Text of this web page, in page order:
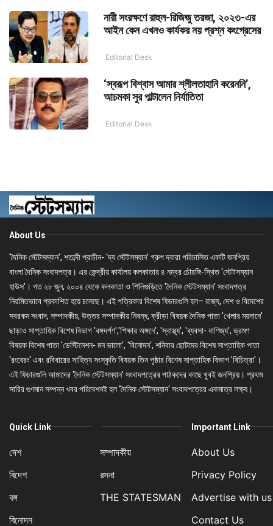
নারী সংরক্ষণে রাহুল-রিজিজু তরজা, ২০২৩-এর
আইন কেন এখনও কার্যকর নয় প্রশ্ন কংগ্রেসের
Editorial Desk
‘স্বরূপ বিশ্বাস আমার শ্লীলতাহানি করেননি’,
আচমকা সুর পাল্টালেন নির্যাতিতা
Editorial Desk
About Us
'দৈনিক স্টেটসম্যান', শতাব্দী প্রাচীন- 'দ্য স্টেটসম্যান' গ্রুপ দ্বারা পরিচালিত একটি জনপ্রিয়
বাংলা দৈনিক সংবাদপত্র। এর কেন্দ্রীয় কার্যালয় কলকাতার ৪ নম্বর চৌরঙ্গি-স্থিত 'স্টেটসম্যান
হাউস'। গত ২৮ জুন, ২০০৪ থেকে কলকাতা ও শিলিগুড়িতে 'দৈনিক স্টেটসম্যান' সংবাদপত্র
নিয়মিতভাবে প্রকাশিত হয়ে চলেছে। এই পত্রিকার বিশেষ ফিচারগুলি হল– রাজ্য, দেশ ও বিদেশের
সবরকম সংবাদ, সম্পাদকীয়, উত্তর সম্পাদকীয় নিবন্ধ, ক্রীড়া বিষয়ক দৈনিক পাতা 'খেলার ময়দানে'
ছাড়াও সাপ্তাহিক বিশেষ বিভাগ 'বঙ্গদর্পণ','শিক্ষার অঙ্গনে', 'স্বাস্থ্য', 'ব্যবসা- বাণিজ্য', ভ্রমণ
বিষয়ক বিশেষ পাতা 'ডেস্টিনেশন- মন ভালো', 'বিনোদন', শনিবার ছোটদের বিশেষ সাপ্তাহিক পাতা
'রংবেরং' এবং রবিবারের সাহিত্য সংস্কৃতি বিষয়ক তিন পৃষ্ঠার বিশেষ সাপ্তাহিক বিভাগ 'বিচিত্রা'।
এই ফিচারগুলি আমাদের 'দৈনিক স্টেটসম্যান' সংবাদপত্রের পাঠকদের কাছে খুবই জনপ্রিয়। প্রথম
সারির গুণমান সম্পন্ন খবর পরিবেশনই হল 'দৈনিক স্টেটসম্যান' সংবাদপত্রের একমাত্র লক্ষ্য।
Quick Link
দেশ
বিদেশ
বঙ্গ
বিনোদন
সম্পাদকীয়
রসনা
THE STATESMAN
Important Link
About Us
Privacy Policy
Advertise with us
Contact Us